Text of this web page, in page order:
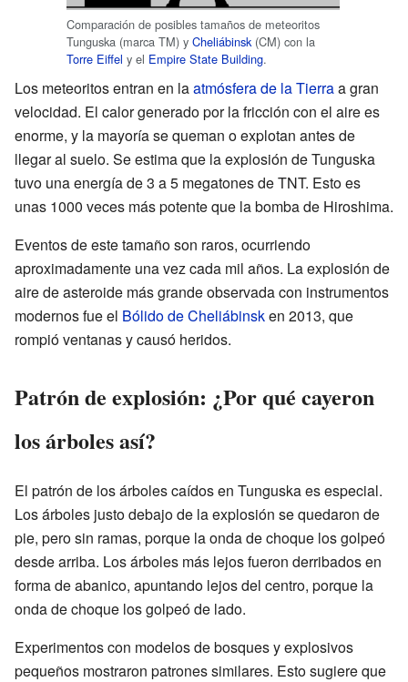
Comparación de posibles tamaños de meteoritos
Tunguska (marca TM) y Cheliábinsk(CM) con la
Torre Eiffel y el Empire State Building.
Los meteoritos entran en laatmósfera de la Tierraa gran
velocidad. El calor generado por la fricción con el aire es
enorme, y la mayoría se queman o explotan antes de
llegar al suelo. Se estima que la explosión de Tunguska
tuvo una energía de 3 a 5 megatones de TNT. Esto es
unas 1000 veces más potente que la bomba de Hiroshima.
Eventos de este tamaño son raros, ocurriendo
aproximadamente una vez cada mil años. La explosión de
aire de asteroide más grande observada con instrumentos
modernos fue el Bólido de Cheliábinsken 2013, que
rompió ventanas y causó heridos.
Patrón de explosión: ¿Por qué cayeron
los árboles así?
El patrón de los árboles caídos en Tunguska es especial.
Los árboles justo debajo de la explosión se quedaron de
pie, pero sin ramas, porque la onda de choque los golpeó
desde arriba. Los árboles más lejos fueron derribados en
forma de abanico, apuntando lejos del centro, porque la
onda de choque los golpeó de lado.
Experimentos con modelos de bosques y explosivos
pequeños mostraron patrones similares. Esto sugiere que